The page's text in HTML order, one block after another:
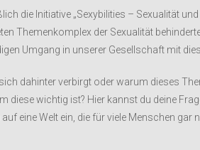
die Initiative „Sexybilities – Sexualität
Themenkomplex der Sexualität
Umgang in unserer Gesellschaft mit
dahinter verbirgt oder warum dieses
diese wichtig ist? Hier kannst du deine
eine Welt ein, die für viele Menschen gar